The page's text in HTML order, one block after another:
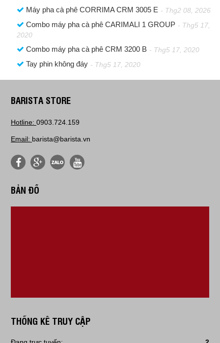
Máy pha cà phê CORRIMA CRM 3005 E - Thg2 08, 2026
Combo máy pha cà phê CARIMALI 1 GROUP - Thg5 17,
2020
Combo máy pha cà phê CRM 3200 B - Thg5 17, 2020
Tay phin không đáy - Thg5 17, 2020
BARISTA STORE
Hotline: 0903.724.159
Email: barista@barista.vn
BẢN ĐỒ
THỐNG KÊ TRUY CẬP